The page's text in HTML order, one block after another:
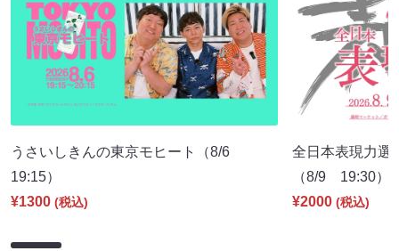
うさいしきんの東京モヒート（8/6
19:15）
¥1300 (税込)
全日本表現力選
（8/9 19:30）
¥2000 (税込)